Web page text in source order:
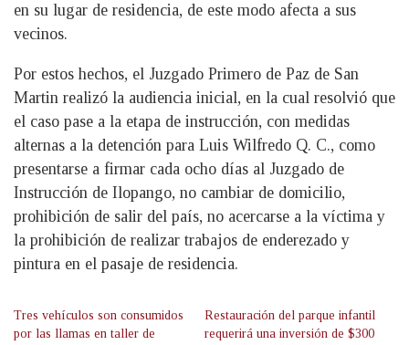
en su lugar de residencia, de este modo afecta a sus
vecinos.
Por estos hechos, el Juzgado Primero de Paz de San
Martin realizó la audiencia inicial, en la cual resolvió que
el caso pase a la etapa de instrucción, con medidas
alternas a la detención para Luis Wilfredo Q. C., como
presentarse a firmar cada ocho días al Juzgado de
Instrucción de Ilopango, no cambiar de domicilio,
prohibición de salir del país, no acercarse a la víctima y
la prohibición de realizar trabajos de enderezado y
pintura en el pasaje de residencia.
Tres vehículos son consumidos
por las llamas en taller de
Restauración del parque infantil
requerirá una inversión de $300